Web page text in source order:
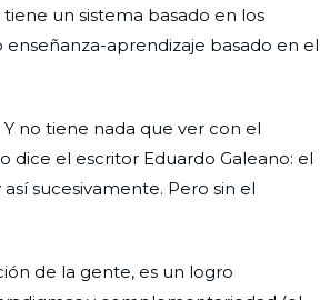
un sistema basado en los
aprendizaje basado en el
no tiene nada que ver con el
dice el escritor Eduardo Galeano: el
sucesivamente. Pero sin el
de la gente, es un logro